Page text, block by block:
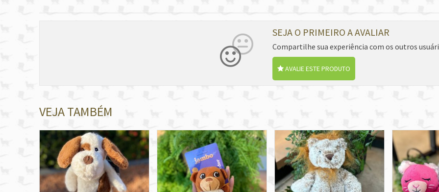
SEJA O PRIMEIRO A AVALIAR
Compartilhe sua experiência com os outros
AVALIE ESTE PRODUTO
VEJA TAMBÉM